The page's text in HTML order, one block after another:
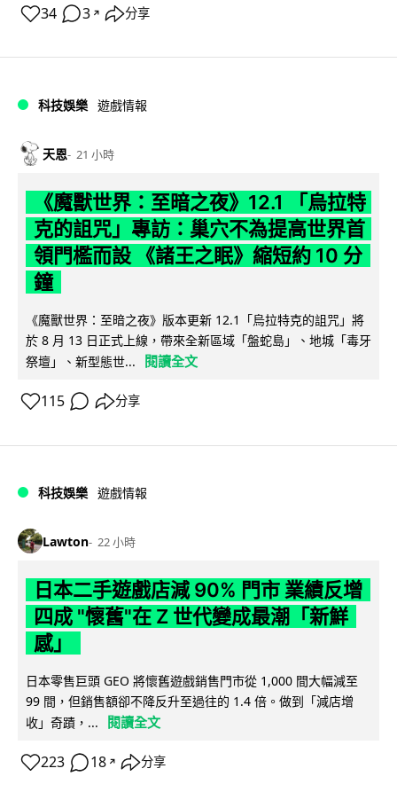
34 3 ↗ 分享
科技娛樂 遊戲情報
天恩 21 小時
《魔獸世界：至暗之夜》12.1 「烏拉特
克的詛咒」專訪：巢穴不為提高世界首
領門檻而設 《諸王之眠》縮短約 10 分
鐘
《魔獸世界：至暗之夜》版本更新 12.1「烏拉特克的詛咒」將
於 8 月 13 日正式上線，帶來全新區域「盤蛇島」、地城「毒牙
祭壇」、新型態世...
閱讀全文
115 分享
科技娛樂 遊戲情報
Lawton 22 小時
日本二手遊戲店減 90% 門市 業績反增
四成 "懷舊"在 Z 世代變成最潮「新鮮
感」
日本零售巨頭 GEO 將懷舊遊戲銷售門市從 1,000 間大幅減至
99 間，但銷售額卻不降反升至過往的 1.4 倍。做到「減店增
收」奇蹟，...
閱讀全文
223 18 ↗ 分享